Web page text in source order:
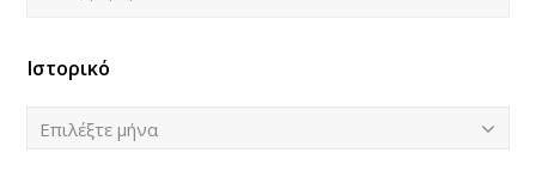
Ιστορικό
Ιστορικό
Επιλέξτε μήνα